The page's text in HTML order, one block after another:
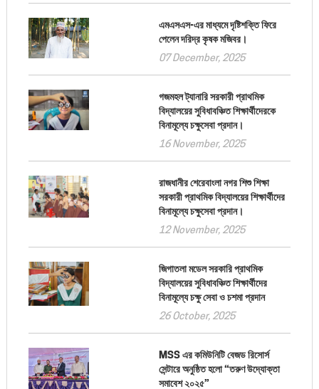
এমএসএস-এর মাধ্যমে দৃষ্টিশক্তি ফিরে
পেলেন দরিদ্র কৃষক মজিবর।
07 December, 2025
গজমহল ট্যানারি সরকারী প্রাথমিক
বিদ্যালয়ের সুবিধাবঞ্চিত শিক্ষার্থীদেরকে
বিনামূল্যে চক্ষুসেবা প্রদান।
16 November, 2025
রাজধানীর শেরেবাংলা নগর শিশু শিক্ষা
সরকারী প্রাথমিক বিদ্যালয়ের শিক্ষার্থীদের
বিনামূল্যে চক্ষুসেবা প্রদান।
12 November, 2025
জিগাতলা মডেল সরকারি প্রাথমিক
বিদ্যালয়ের সুবিধাবঞ্চিত শিক্ষার্থীদের
বিনামূল্যে চক্ষু সেবা ও চশমা প্রদান
26 October, 2025
MSS এর কমিউনিটি বেজড রিসোর্স
সেন্টারে অনুষ্ঠিত হলো “তরুণ উদ্যোক্তা
সমাবেশ ২০২৫”